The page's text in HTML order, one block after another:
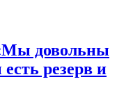
довольны
резерв и